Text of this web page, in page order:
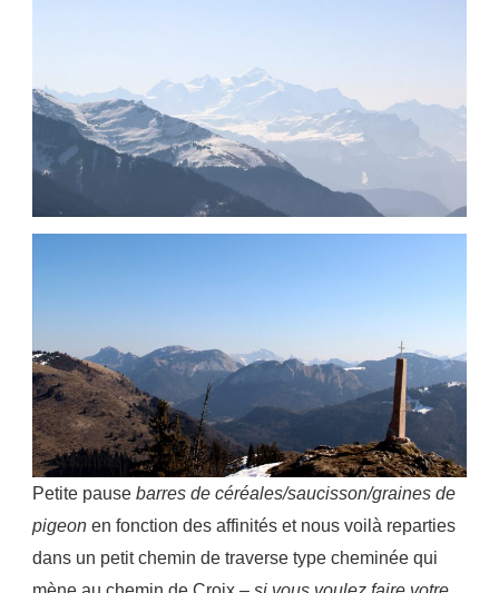
Petite pause barres de céréales/saucisson/graines de
pigeon en fonction des affinités et nous voilà reparties
dans un petit chemin de traverse type cheminée qui